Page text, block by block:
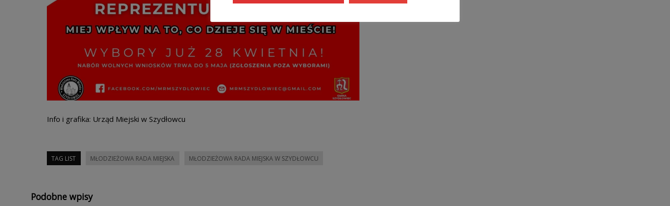
Info i grafika: Urząd Miejski w Szydłowcu
TAG LIST MŁODZIEŻOWA RADA MIEJSKA MŁODZIEŻOWA RADA MIEJSKA W SZYDŁOWCU
Podobne wpisy